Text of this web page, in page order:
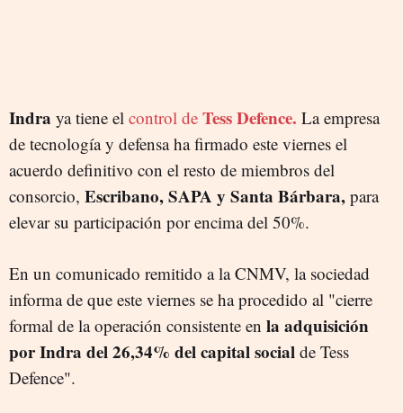
Indra ya tiene el control de Tess Defence. La empresa
de tecnología y defensa ha firmado este viernes el
acuerdo definitivo con el resto de miembros del
consorcio, Escribano, SAPA y Santa Bárbara, para
elevar su participación por encima del 50%.
En un comunicado remitido a la CNMV, la sociedad
informa de que este viernes se ha procedido al "cierre
formal de la operación consistente en la adquisición
por Indra del 26,34% del capital social de Tess
Defence".